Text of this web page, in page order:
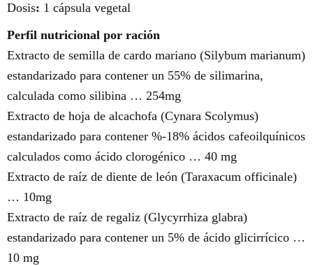
Dosis: 1 cápsula vegetal
Perfil nutricional por ración
Extracto de semilla de cardo mariano (Silybum marianum)
estandarizado para contener un 55% de silimarina,
calculada como silibina … 254mg
Extracto de hoja de alcachofa (Cynara Scolymus)
estandarizado para contener %-18% ácidos cafeoilquínicos
calculados como ácido clorogénico … 40 mg
Extracto de raíz de diente de león (Taraxacum officinale)
… 10mg
Extracto de raíz de regaliz (Glycyrrhiza glabra)
estandarizado para contener un 5% de ácido glicirrícico …
10 mg